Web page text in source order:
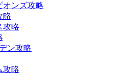
オンズ攻略
略
攻略
ン攻略
攻略